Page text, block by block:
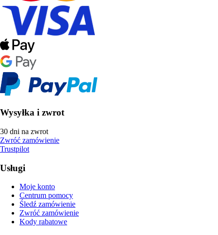
Wysyłka i zwrot
30 dni na zwrot
Zwróć zamówienie
Trustpilot
Usługi
Moje konto
Centrum pomocy
Śledź zamówienie
Zwróć zamówienie
Kody rabatowe